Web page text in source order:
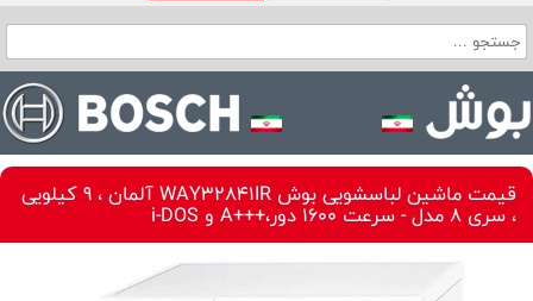
قیمت ماشین لباسشویی بوش WAY32841IR آلمان ، 9 کیلویی
، سری 8 مدل - سرعت 1600 دور،+++A و i-DOS